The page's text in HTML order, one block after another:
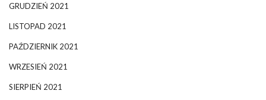
GRUDZIEŃ 2021
LISTOPAD 2021
PAŹDZIERNIK 2021
WRZESIEŃ 2021
SIERPIEŃ 2021